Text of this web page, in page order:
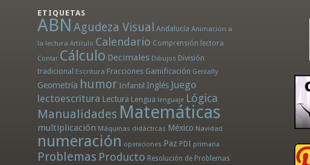
ETIQUETAS
ABN Agudeza Visual Andalucía Animación a
la lectura Artículo Calendario Comprensión lectora
Contar Cálculo Decimales Dibujos División
tradicional Escritura Fracciones Gamificación Genially
Geometría humor Infantil Inglés Juego
lectoescritura Lectura Lengua lenguaje Lógica
Manualidades Matemáticas
multiplicación Máquinas didácticas México Navidad
numeración operaciones Paz PDI primaria
Problemas Producto Resolución de Problemas